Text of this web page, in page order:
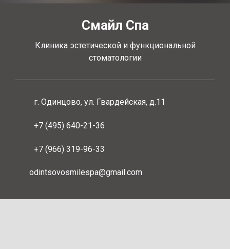
Смайл Спа
Клиника эстетической и функциональной
стоматологии
г. Одинцово, ул. Гвардейская, д.11
+7 (495) 640-21-36
+7 (966) 319-96-33
odintsovosmilespa@gmail.com